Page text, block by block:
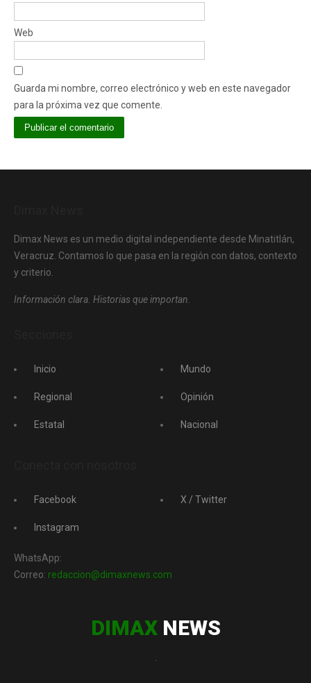
Web
Guarda mi nombre, correo electrónico y web en este navegador
para la próxima vez que comente.
Dimax News es un medio digital independiente desde Minatitlán,
Veracruz. Contamos lo que pasa en la región con datos, contexto
y criterio.
Información clara. Historias que importan.
Inicio
Regional
Estatal
Mundo
Opinión
Nacional
Facebook
Instagram
X / Twitter
WhatsApp:
Correo: redaccion@dimaxnews.com
DIMAXNEWS